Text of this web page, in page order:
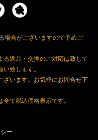
場合がございますので予めご
る返品・交換のご対応は致して
致します。
ざいます。お気軽にお問合せ下
て税込価格表示です。
ー